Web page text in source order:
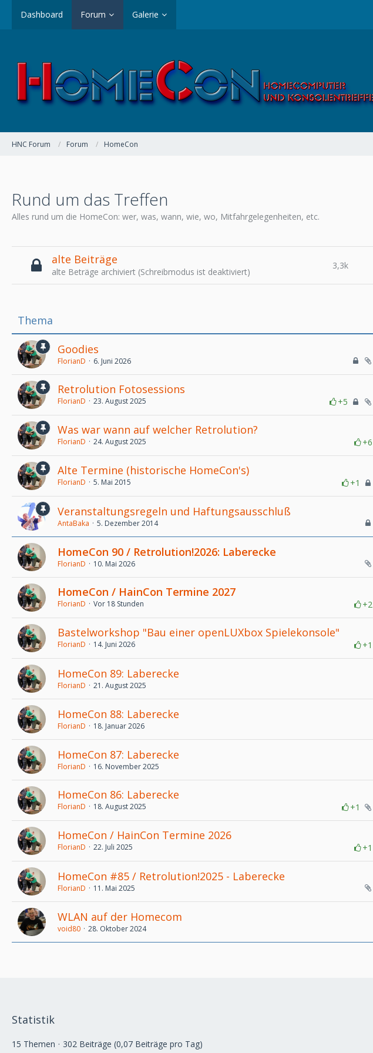
Dashboard Forum Galerie
HNC Forum Forum HomeCon
Rund um das Treffen
Alles rund um die HomeCon: wer, was, wann, wie, wo, Mitfahrgelegenheiten, etc.
alte Beiträge
alte Beträge archiviert (Schreibmodus ist deaktiviert)
3,3k
Thema
Goodies
FlorianD 6. Juni 2026
Retrolution Fotosessions
+5
FlorianD 23. August 2025
Was war wann auf welcher Retrolution?
+6
FlorianD 24. August 2025
Alte Termine (historische HomeCon's)
+1
FlorianD 5. Mai 2015
Veranstaltungsregeln und Haftungsausschluß
AntaBaka 5. Dezember 2014
HomeCon 90 / Retrolution!2026: Laberecke
FlorianD 10. Mai 2026
HomeCon / HainCon Termine 2027
+2
FlorianD Vor 18 Stunden
Bastelworkshop "Bau einer openLUXbox Spielekonsole"
+1
FlorianD 14. Juni 2026
HomeCon 89: Laberecke
FlorianD 21. August 2025
HomeCon 88: Laberecke
FlorianD 18. Januar 2026
HomeCon 87: Laberecke
FlorianD 16. November 2025
HomeCon 86: Laberecke
+1
FlorianD 18. August 2025
HomeCon / HainCon Termine 2026
+1
FlorianD 22. Juli 2025
HomeCon #85 / Retrolution!2025 - Laberecke
FlorianD 11. Mai 2025
WLAN auf der Homecom
void80 28. Oktober 2024
Statistik
15 Themen 302 Beiträge (0,07 Beiträge pro Tag)